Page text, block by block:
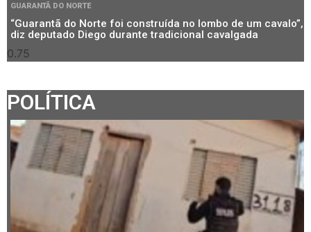
GUARANTÃ DO NORTE
“Guarantã do Norte foi construída no lombo de um cavalo”,
diz deputado Diego durante tradicional cavalgada
POLÍTICA